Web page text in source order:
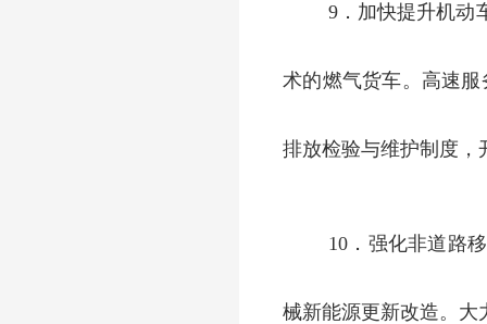
9．加快提升机动
术的燃气货车。高速
排放检验与维护制度，
10．强化非道路
械新能源更新改造。大